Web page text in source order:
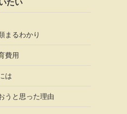
たい
まるわかり
費用
は
うと思った理由